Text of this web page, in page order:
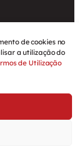
de cookies no
a utilização do
de Utilização